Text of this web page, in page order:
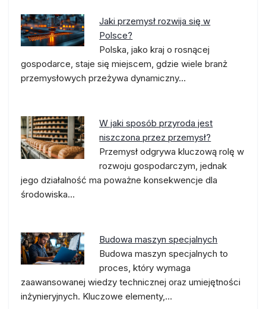
Jaki przemysł rozwija się w
Polsce?
Polska, jako kraj o rosnącej
gospodarce, staje się miejscem, gdzie wiele branż
przemysłowych przeżywa dynamiczny…
W jaki sposób przyroda jest
niszczona przez przemysł?
Przemysł odgrywa kluczową rolę w
rozwoju gospodarczym, jednak
jego działalność ma poważne konsekwencje dla
środowiska…
Budowa maszyn specjalnych
Budowa maszyn specjalnych to
proces, który wymaga
zaawansowanej wiedzy technicznej oraz umiejętności
inżynieryjnych. Kluczowe elementy,…